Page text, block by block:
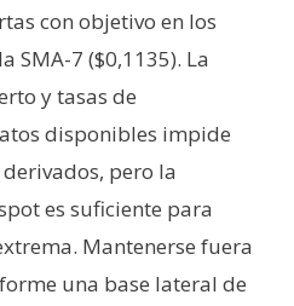
con objetivo en los
SMA-7 ($0,1135). La
y tasas de
disponibles impide
pero la
es suficiente para
Mantenerse fuera
una base lateral de